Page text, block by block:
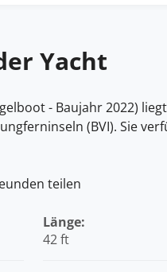
Yacht
- Baujahr 2022)
(BVI). Sie
teilen
Länge:
42 ft